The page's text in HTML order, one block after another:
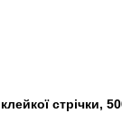
стрічки,